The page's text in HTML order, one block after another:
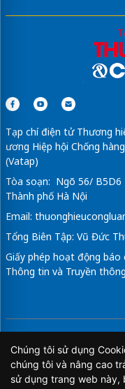
Kinh tế
Chính sách &
Tạp chí điện tử Thương
ương Hiệp hội Chống
(Vatap)
Tòa soạn: Ngõ 56/ B5D6
Tổng Biên Tập: Vũ Đức
Giấy phép hoạt động
Thông tin và Truyền
Chúng tôi sử dụng
chúng tôi và nâng cao
sử dụng trang web này,